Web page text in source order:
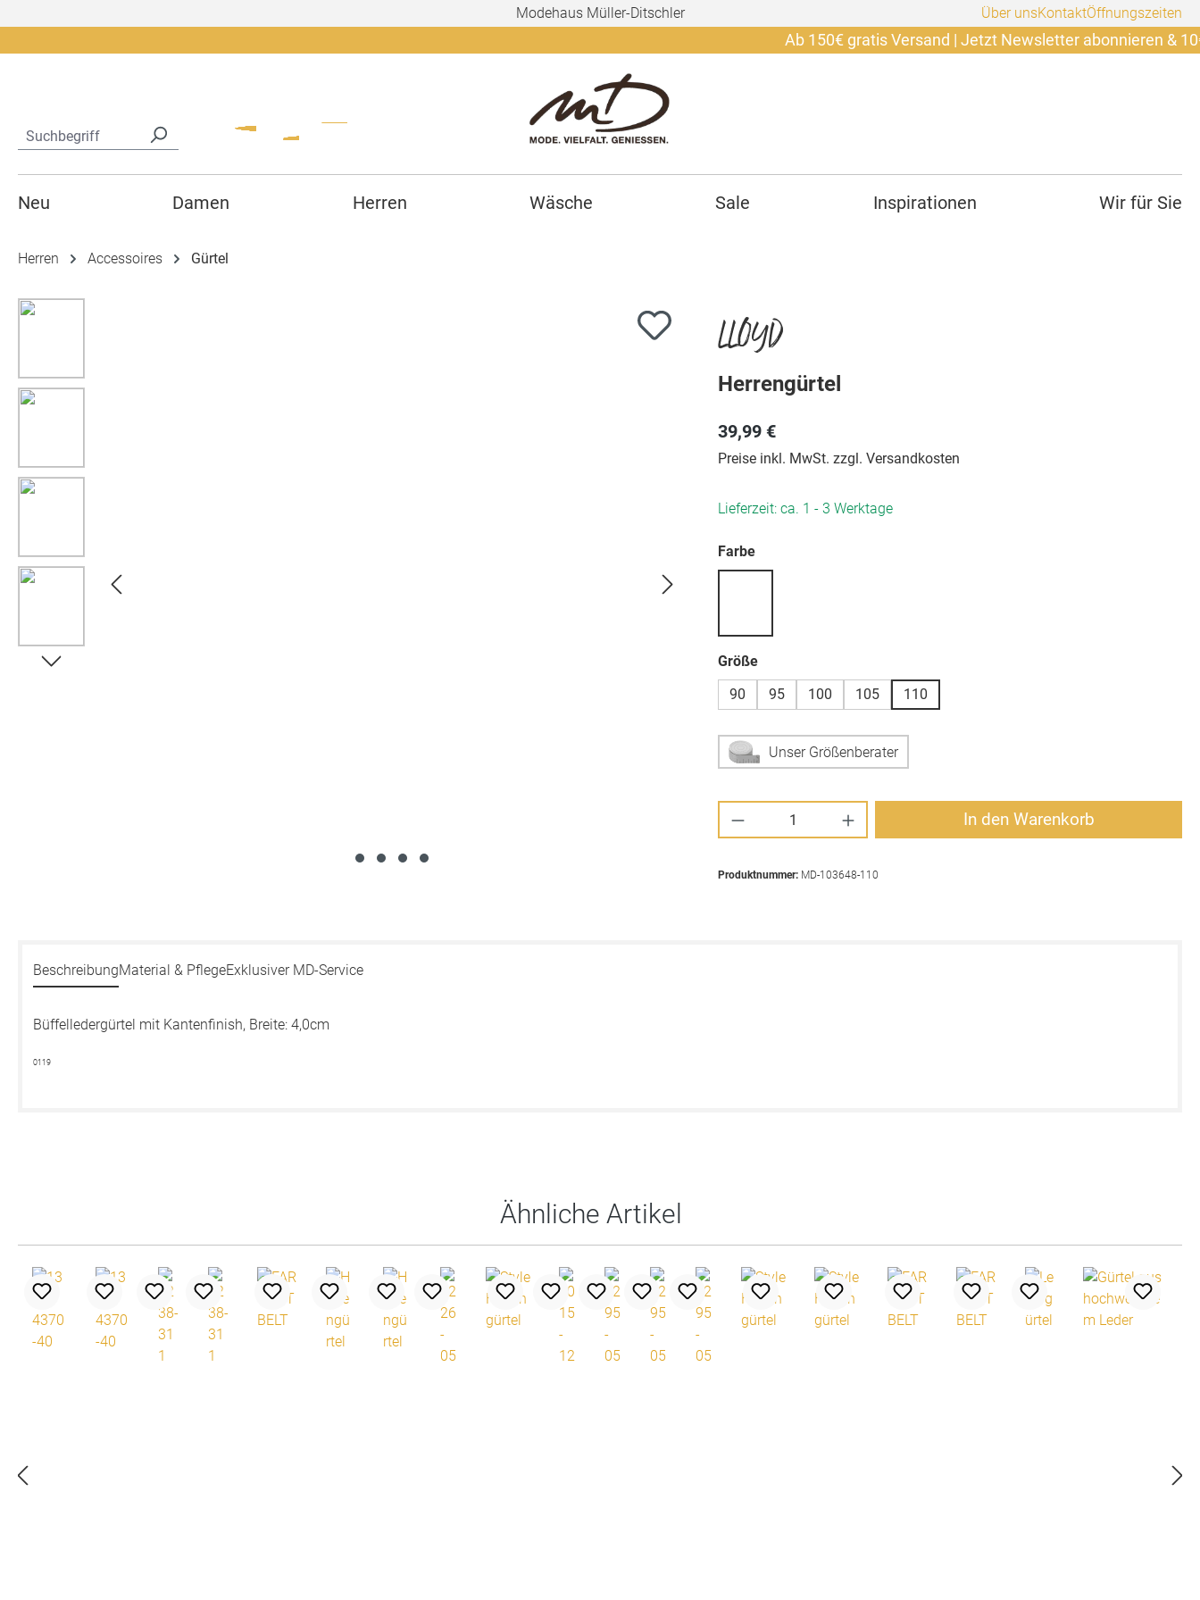
Modehaus Müller-Ditschler Über unsKontaktÖffnungszeiten
Ab 150€ gratis Versand | Jetzt Newsletter abonnieren & 10€
Neu Damen Herren Wäsche Sale Inspirationen Wir für Sie
Herren Accessoires Gürtel
Bildergalerie überspringen
LLOYD
Herrengürtel
39,99 €
Preise inkl. MwSt. zzgl. Versandkosten
Lieferzeit: ca. 1 - 3 Werktage
Farbeauswählen
Größeauswählen
90
95 100 105 110
Unser Größenberater
Produkt Anzahl: Gib den gewünschten Wert ein
In den Warenkorb
Produktnummer: MD-103648-110
BeschreibungMaterial & PflegeExklusiver MD-Service
Büffelledergürtel mit Kantenfinish, Breite: 4,0cm
0119
Ähnliche Artikel